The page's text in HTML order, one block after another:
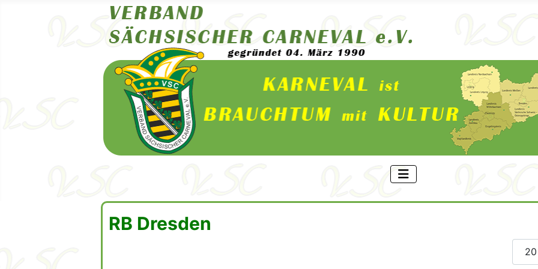
RB Dresden